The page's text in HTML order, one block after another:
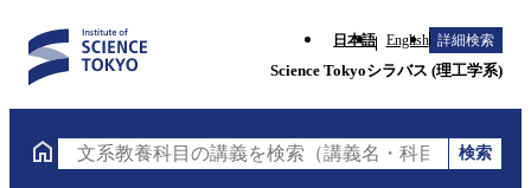
日本語 English 詳細検索
Science Tokyoシラバス (理工学系)
文系教養科目の講義を検索（講義名・科目コード・担
検索